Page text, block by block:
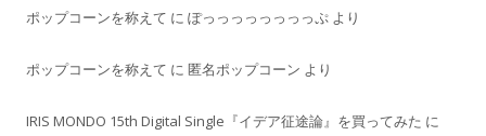
ポップコーンを称えて に ぽっっっっっっっっぷ より
ポップコーンを称えて に 匿名ポップコーン より
IRIS MONDO 15th Digital Single『イデア征途論』を買ってみた に